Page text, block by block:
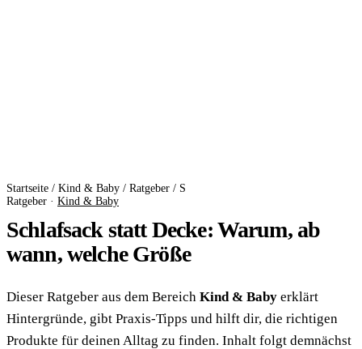
Startseite / Kind & Baby / Ratgeber / S
Ratgeber · Kind & Baby
Schlafsack statt Decke: Warum, ab
wann, welche Größe
Dieser Ratgeber aus dem Bereich Kind & Baby erklärt
Hintergründe, gibt Praxis-Tipps und hilft dir, die richtigen
Produkte für deinen Alltag zu finden. Inhalt folgt demnächst